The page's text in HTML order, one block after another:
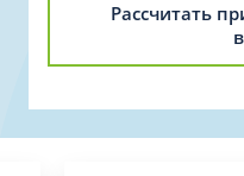
Рассчитать